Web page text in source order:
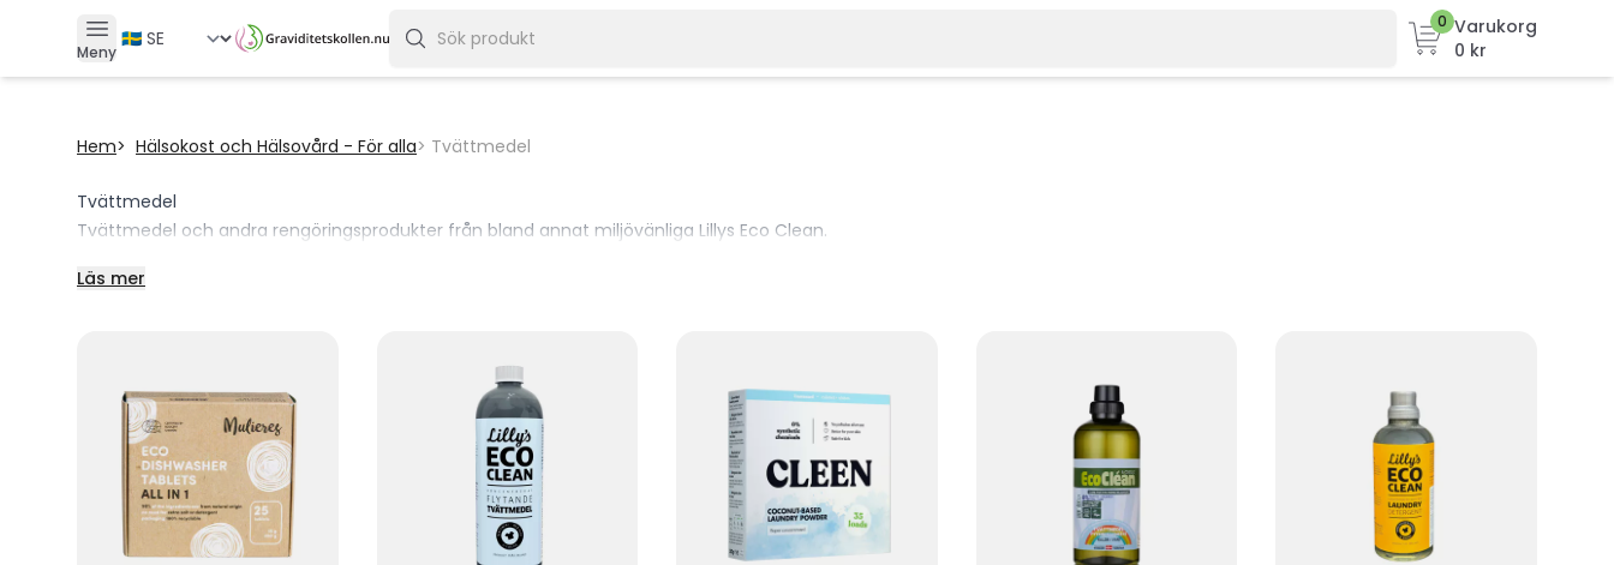
Meny
0 Varukorg
0 kr
Hem Hälsokost och Hälsovård - För alla Tvättmedel
Tvättmedel
Tvättmedel och andra rengöringsprodukter från bland annat miljövänliga Lillys Eco Clean.
Läs mer